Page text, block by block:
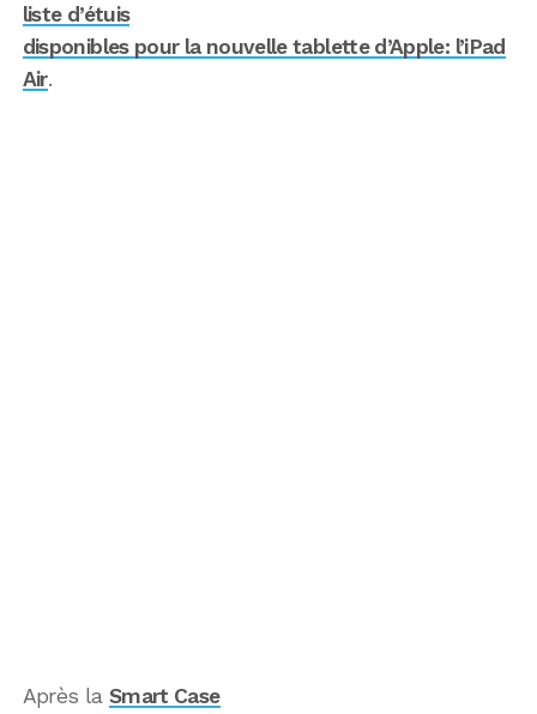
liste d’étuis
disponibles pour la nouvelle tablette d’Apple: l’iPad
Air.
Après la Smart Case